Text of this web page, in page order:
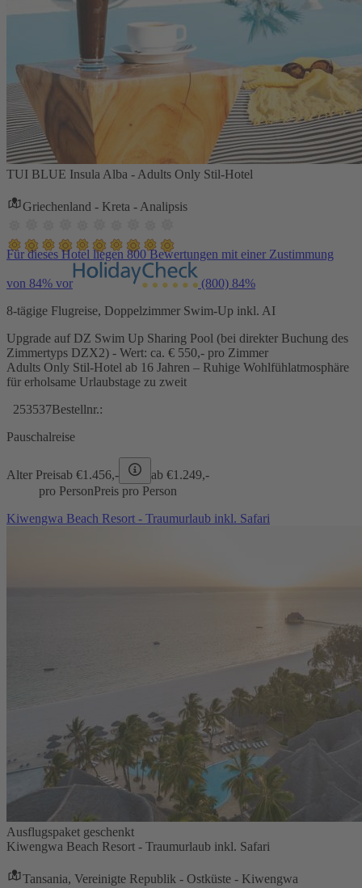
TUI BLUE Insula Alba - Adults Only Stil-Hotel
Griechenland - Kreta - Analipsis
Für dieses Hotel liegen 800 Bewertungen mit einer Zustimmung
von 84% vor (800) 84%
8-tägige Flugreise, Doppelzimmer Swim-Up inkl. AI
Upgrade auf DZ Swim Up Sharing Pool (bei direkter Buchung des
Zimmertyps DZX2) - Wert: ca. € 550,- pro Zimmer
Adults Only Stil-Hotel ab 16 Jahren – Ruhige Wohlfühlatmosphäre
für erholsame Urlaubstage zu zweit
253537Bestellnr.:
Pauschalreise
Alter Preisab €1.456,- ab €1.249,-
pro PersonPreis pro Person
Kiwengwa Beach Resort - Traumurlaub inkl. Safari
Ausflugspaket geschenkt
Kiwengwa Beach Resort - Traumurlaub inkl. Safari
Tansania, Vereinigte Republik - Ostküste - Kiwengwa